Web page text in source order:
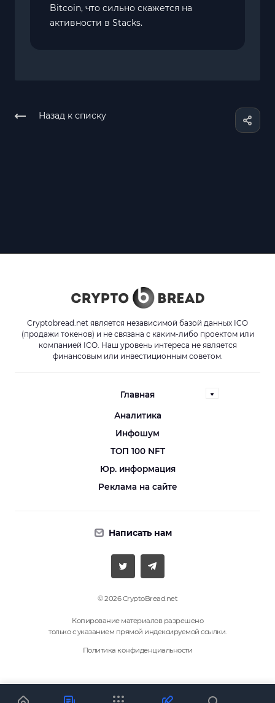
Bitcoin, что сильно скажется на
активности в Stacks.
Назад к списку
Cryptobread.net является независимой базой данных ICO
(продажи токенов) и не связана с каким-либо проектом или
компанией ICO. Наш уровень интереса не является
финансовым или инвестиционным советом.
Главная
Аналитика
Инфошум
ТОП 100 NFT
Юр. информация
Реклама на сайте
Написать нам
© 2026 CryptoBread.net
Копирование материалов разрешено
только с указанием прямой индексируемой ссылки.
Политика конфиденциальности